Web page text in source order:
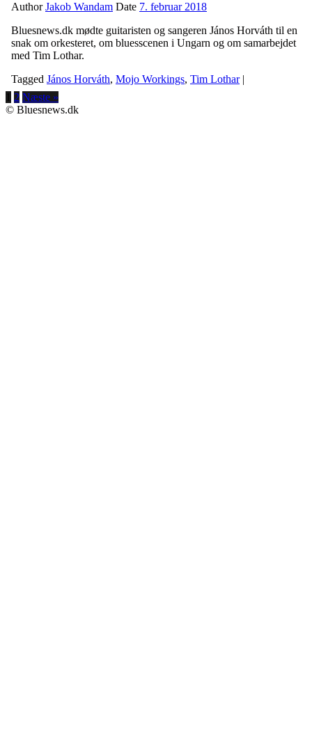
AuthorJakob Wandam Date 7. februar 2018
Bluesnews.dk mødte guitaristen og sangeren János Horváth til en
snak om orkesteret, om bluesscenen i Ungarn og om samarbejdet
med Tim Lothar.
Tagged János Horváth, Mojo Workings, Tim Lothar |
2 Næste »
© Bluesnews.dk